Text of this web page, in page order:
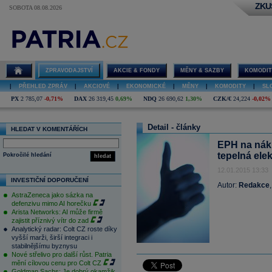
SOBOTA 08.08.2026
ZPRAVODAJSTVÍ AKCIE & FONDY MĚNY & SAZBY
PŘEHLED ZPRÁV AKCIOVÉ EKONOMICKÉ MĚNY KOMODITY
PX 2 785,07 -0,71% DAX 26 319,45 0,69% NDQ 26 690,62 1,30% CZK/€ 24,224 -0,02%
HLEDAT V KOMENTÁŘÍCH
hledat
Pokročilé hledání
INVESTIČNÍ DOPORUČENÍ
AstraZeneca jako sázka na
defenzivu mimo AI horečku
Arista Networks: AI může firmě
zajistit příznivý vítr do zad
Analytický radar: Colt CZ roste díky
vyšší marži, širší integraci i
stabilnějšímu byznysu
Nové střelivo pro další růst. Patria
mění cílovou cenu pro Colt CZ
Detail - články
EPH na
tepelná
12.01.2015 13:33
Autor: Redakce